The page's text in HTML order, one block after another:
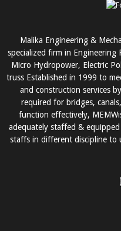
Malika Engineering &
specialized firm in Engineering
Micro Hydropower, Electric
truss Established in 1999 to
and construction services
required for bridges,
function effectively,
adequately staffed &
staffs in different discipline to